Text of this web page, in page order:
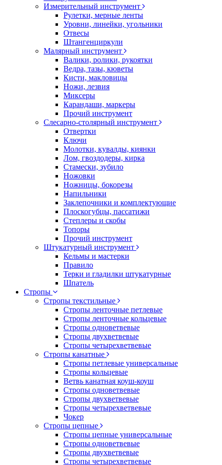
Измерительный инструмент
Рулетки, мерные ленты
Уровни, линейки, угольники
Отвесы
Штангенциркули
Малярный инструмент
Валики, ролики, рукоятки
Ведра, тазы, кюветы
Кисти, макловицы
Ножи, лезвия
Миксеры
Карандаши, маркеры
Прочий инструмент
Слесарно-столярный инструмент
Отвертки
Ключи
Молотки, кувалды, киянки
Лом, гвоздодеры, кирка
Стамески, зубило
Ножовки
Ножницы, бокорезы
Напильники
Заклепочники и комплектующие
Плоскогубцы, пассатижи
Степлеры и скобы
Топоры
Прочий инструмент
Штукатурный инструмент
Кельмы и мастерки
Правило
Терки и гладилки штукатурные
Шпатель
Стропы
Стропы текстильные
Стропы ленточные петлевые
Стропы ленточные кольцевые
Стропы одноветвевые
Стропы двухветвевые
Стропы четырехветвевые
Стропы канатные
Стропы петлевые универсальные
Стропы кольцевые
Ветвь канатная коуш-коуш
Стропы одноветвевые
Стропы двухветвевые
Стропы четырехветвевые
Чокер
Стропы цепные
Стропы цепные универсальные
Стропы одноветвевые
Стропы двухветвевые
Стропы четырехветвевые